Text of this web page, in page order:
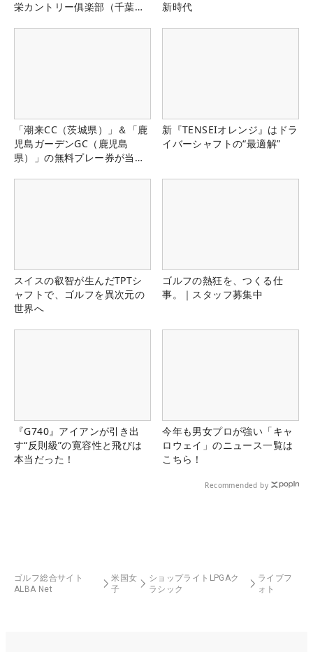
栄カントリー俱楽部（千葉
新時代
「潮来CC（茨城県）」＆「鹿
児島ガーデンGC（鹿児島
県）」の無料プレー券が当た
新『TENSEIオレンジ』はドラ
イバーシャフトの“最適解”
スイスの叡智が生んだTPTシ
ャフトで、ゴルフを異次元の
世界へ
ゴルフの熱狂を、つくる仕
事。｜スタッフ募集中
『G740』アイアンが引き出
す“反則級”の寛容性と飛びは
本当だった！
今年も男女プロが強い「キャ
ロウェイ」のニュース一覧は
こちら！
Recommended by
ゴルフ総合サイト
ALBA Net
米国女
子
ショップライトLPGAク
ラシック
ライブフ
ォト